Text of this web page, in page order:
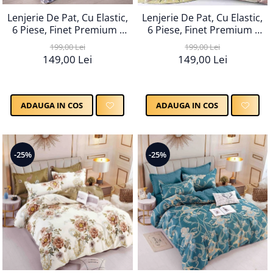
Lenjerie De Pat, Cu Elastic,
6 Piese, Finet Premium -
LPBF6PE18
199,00 Lei
149,00 Lei
ADAUGA IN COS
Lenjerie De Pat, Cu Elastic,
6 Piese, Finet Premium -
LPBF6PE21
199,00 Lei
149,00 Lei
ADAUGA IN COS
-25% -25%